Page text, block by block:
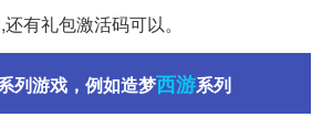
有礼包激活码可以。
列游戏，例如造梦西游系列